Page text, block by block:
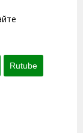
Rutube